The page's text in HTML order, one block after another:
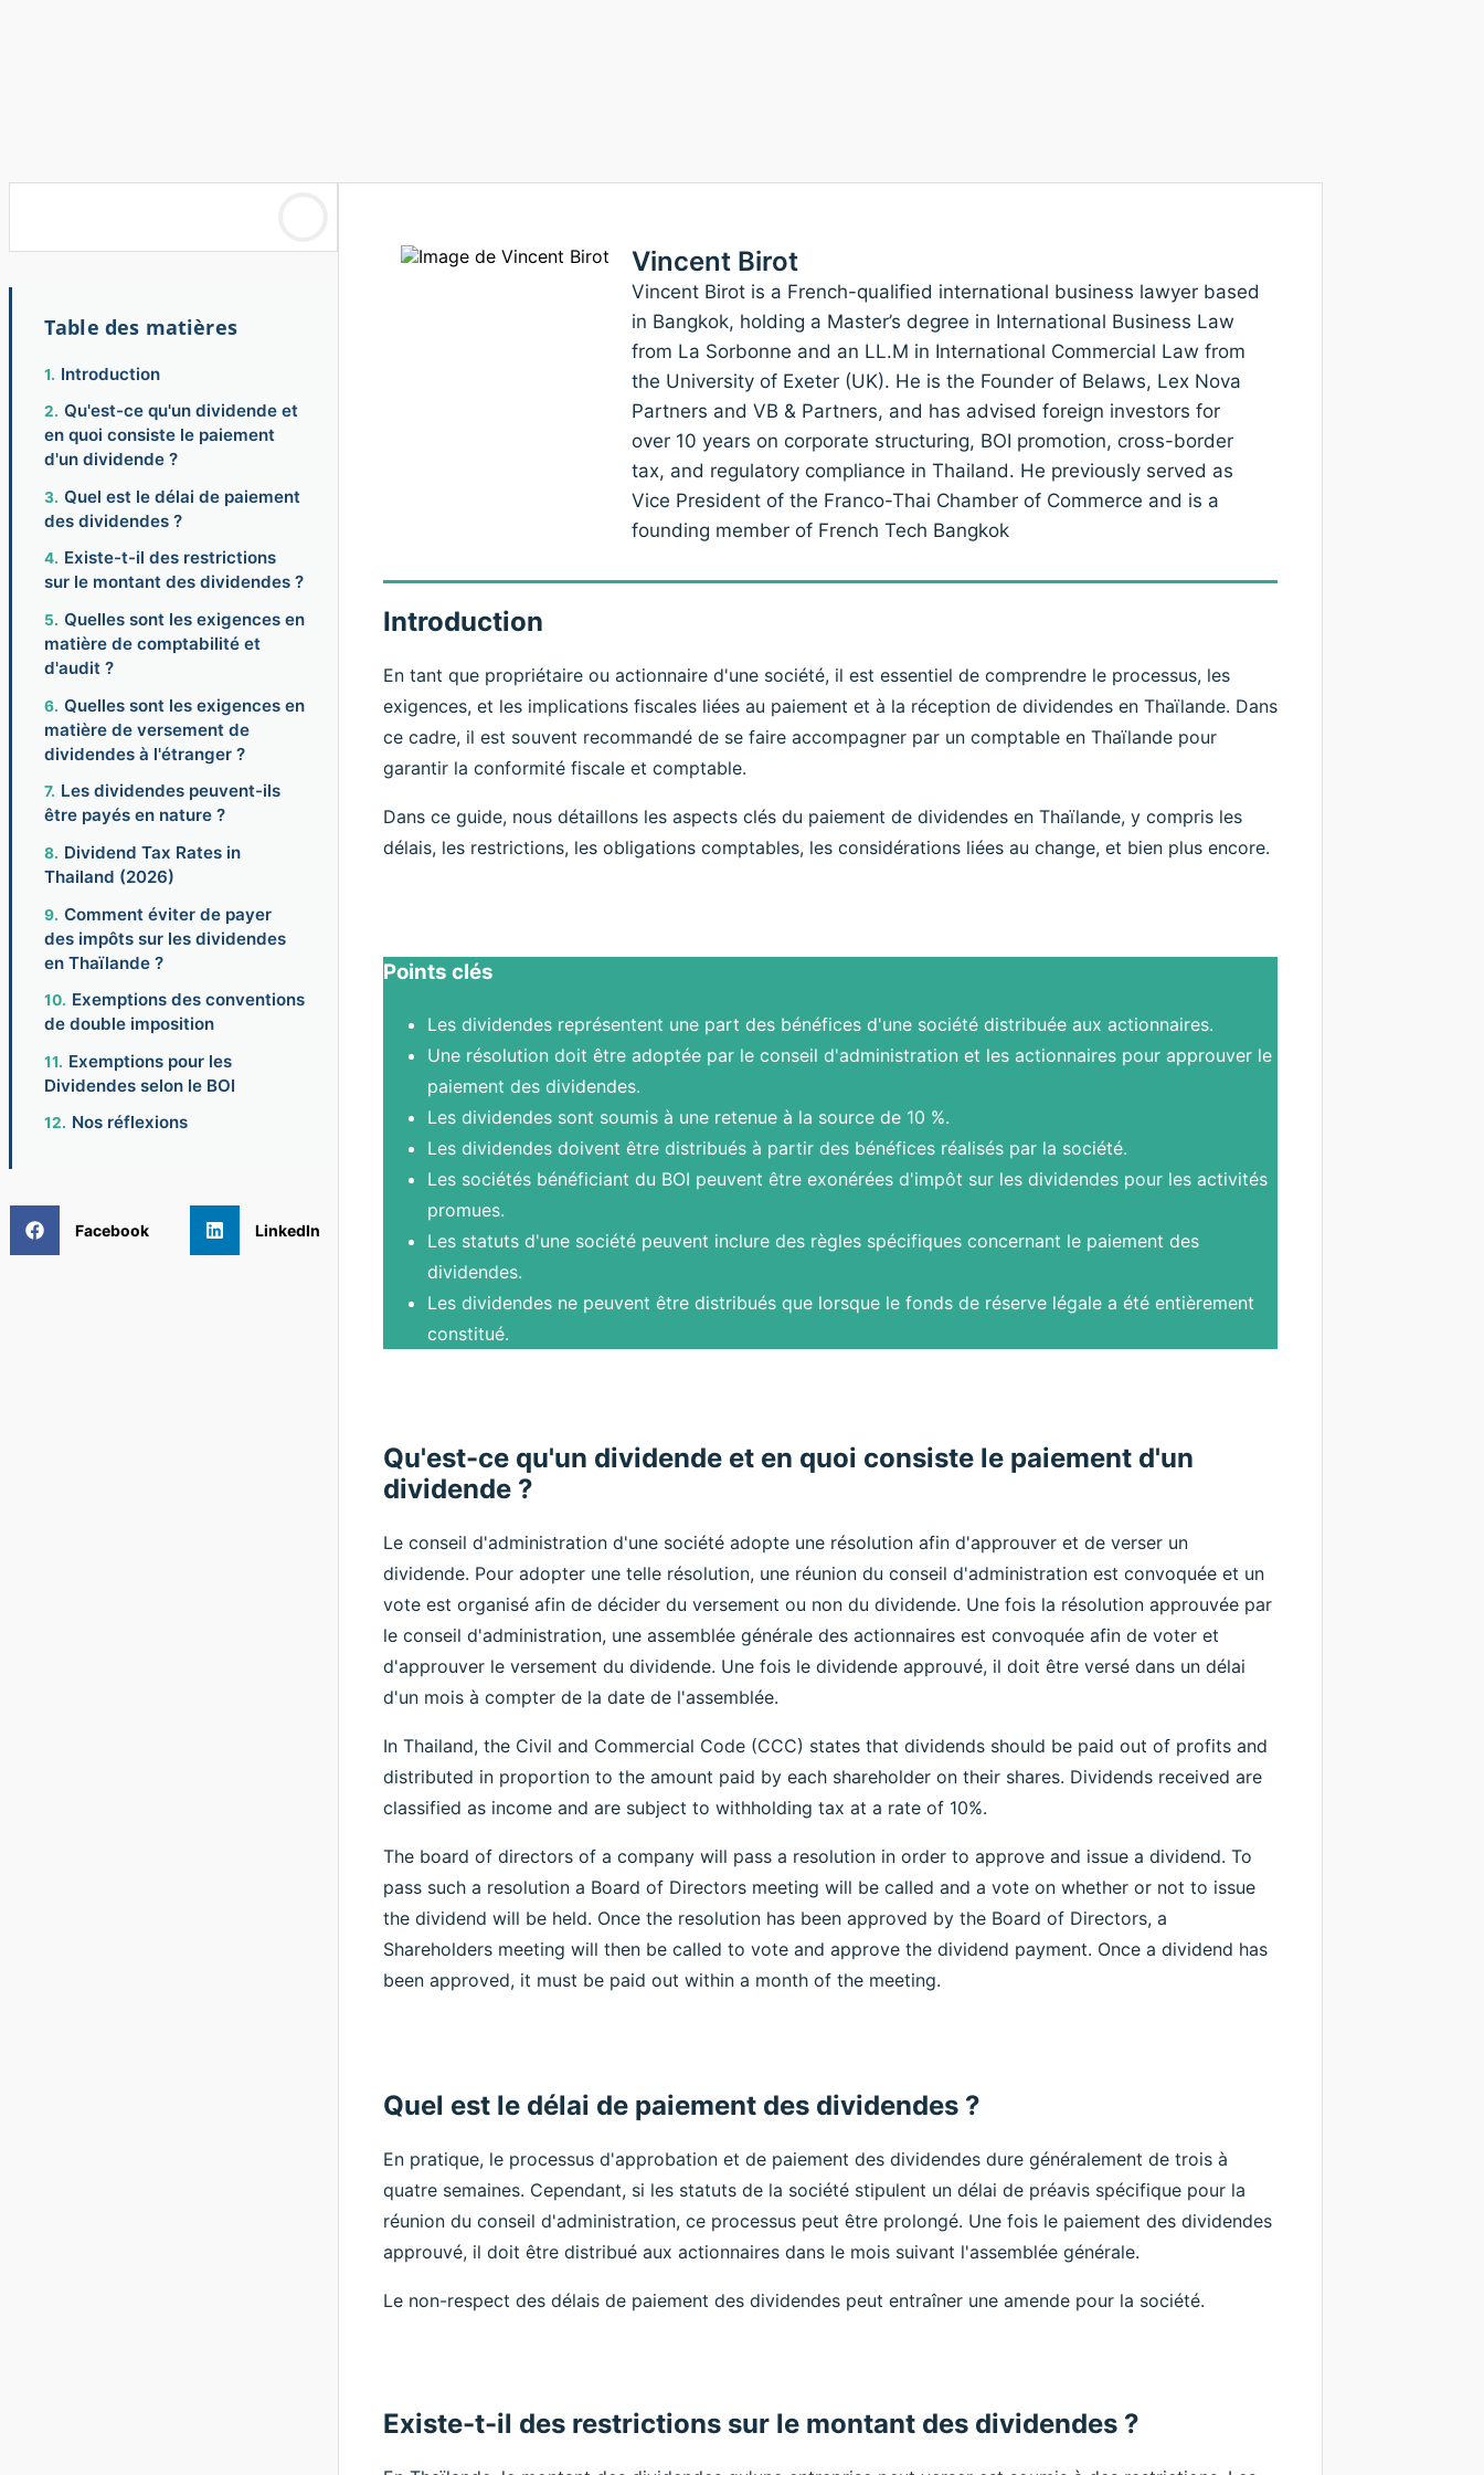
Table des matières
Introduction
Qu'est-ce qu'un dividende et
en quoi consiste le paiement
d'un dividende ?
Quel est le délai de paiement
des dividendes ?
Existe-t-il des restrictions
sur le montant des dividendes ?
Quelles sont les exigences en
matière de comptabilité et
d'audit ?
Quelles sont les exigences en
matière de versement de
dividendes à l'étranger ?
Les dividendes peuvent-ils
être payés en nature ?
Dividend Tax Rates in
Thailand (2026)
Comment éviter de payer
des impôts sur les dividendes
en Thaïlande ?
Exemptions des conventions
de double imposition
Exemptions pour les
Dividendes selon le BOI
Nos réflexions
Facebook LinkedIn
Vincent Birot
Vincent Birot is a French-qualified international business lawyer based
in Bangkok, holding a Master’s degree in International Business Law
from La Sorbonne and an LL.M in International Commercial Law from
the University of Exeter (UK). He is the Founder of Belaws, Lex Nova
Partners and VB & Partners, and has advised foreign investors for
over 10 years on corporate structuring, BOI promotion, cross-border
tax, and regulatory compliance in Thailand. He previously served as
Vice President of the Franco-Thai Chamber of Commerce and is a
founding member of French Tech Bangkok
Introduction
En tant que propriétaire ou actionnaire d'une société, il est essentiel de comprendre le processus, les
exigences, et les implications fiscales liées au paiement et à la réception de dividendes en Thaïlande. Dans
ce cadre, il est souvent recommandé de se faire accompagner par un comptable en Thaïlande pour
garantir la conformité fiscale et comptable.
Dans ce guide, nous détaillons les aspects clés du paiement de dividendes en Thaïlande, y compris les
délais, les restrictions, les obligations comptables, les considérations liées au change, et bien plus encore.
Points clés
Les dividendes représentent une part des bénéfices d'une société distribuée aux actionnaires.
Une résolution doit être adoptée par le conseil d'administration et les actionnaires pour approuver le
paiement des dividendes.
Les dividendes sont soumis à une retenue à la source de 10 %.
Les dividendes doivent être distribués à partir des bénéfices réalisés par la société.
Les sociétés bénéficiant du BOI peuvent être exonérées d'impôt sur les dividendes pour les activités
promues.
Les statuts d'une société peuvent inclure des règles spécifiques concernant le paiement des
dividendes.
Les dividendes ne peuvent être distribués que lorsque le fonds de réserve légale a été entièrement
constitué.
Qu'est-ce qu'un dividende et en quoi consiste le paiement d'un
dividende ?
Le conseil d'administration d'une société adopte une résolution afin d'approuver et de verser un
dividende. Pour adopter une telle résolution, une réunion du conseil d'administration est convoquée et un
vote est organisé afin de décider du versement ou non du dividende. Une fois la résolution approuvée par
le conseil d'administration, une assemblée générale des actionnaires est convoquée afin de voter et
d'approuver le versement du dividende. Une fois le dividende approuvé, il doit être versé dans un délai
d'un mois à compter de la date de l'assemblée.
In Thailand, the Civil and Commercial Code (CCC) states that dividends should be paid out of profits and
distributed in proportion to the amount paid by each shareholder on their shares. Dividends received are
classified as income and are subject to withholding tax at a rate of 10%.
The board of directors of a company will pass a resolution in order to approve and issue a dividend. To
pass such a resolution a Board of Directors meeting will be called and a vote on whether or not to issue
the dividend will be held. Once the resolution has been approved by the Board of Directors, a
Shareholders meeting will then be called to vote and approve the dividend payment. Once a dividend has
been approved, it must be paid out within a month of the meeting.
Quel est le délai de paiement des dividendes ?
En pratique, le processus d'approbation et de paiement des dividendes dure généralement de trois à
quatre semaines. Cependant, si les statuts de la société stipulent un délai de préavis spécifique pour la
réunion du conseil d'administration, ce processus peut être prolongé. Une fois le paiement des dividendes
approuvé, il doit être distribué aux actionnaires dans le mois suivant l'assemblée générale.
Le non-respect des délais de paiement des dividendes peut entraîner une amende pour la société.
Existe-t-il des restrictions sur le montant des dividendes ?